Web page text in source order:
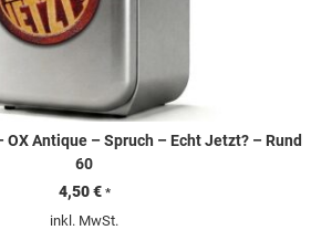
OX Antique – Spruch – Echt Jetzt? – Rund
60
4,50€ *
inkl. MwSt.